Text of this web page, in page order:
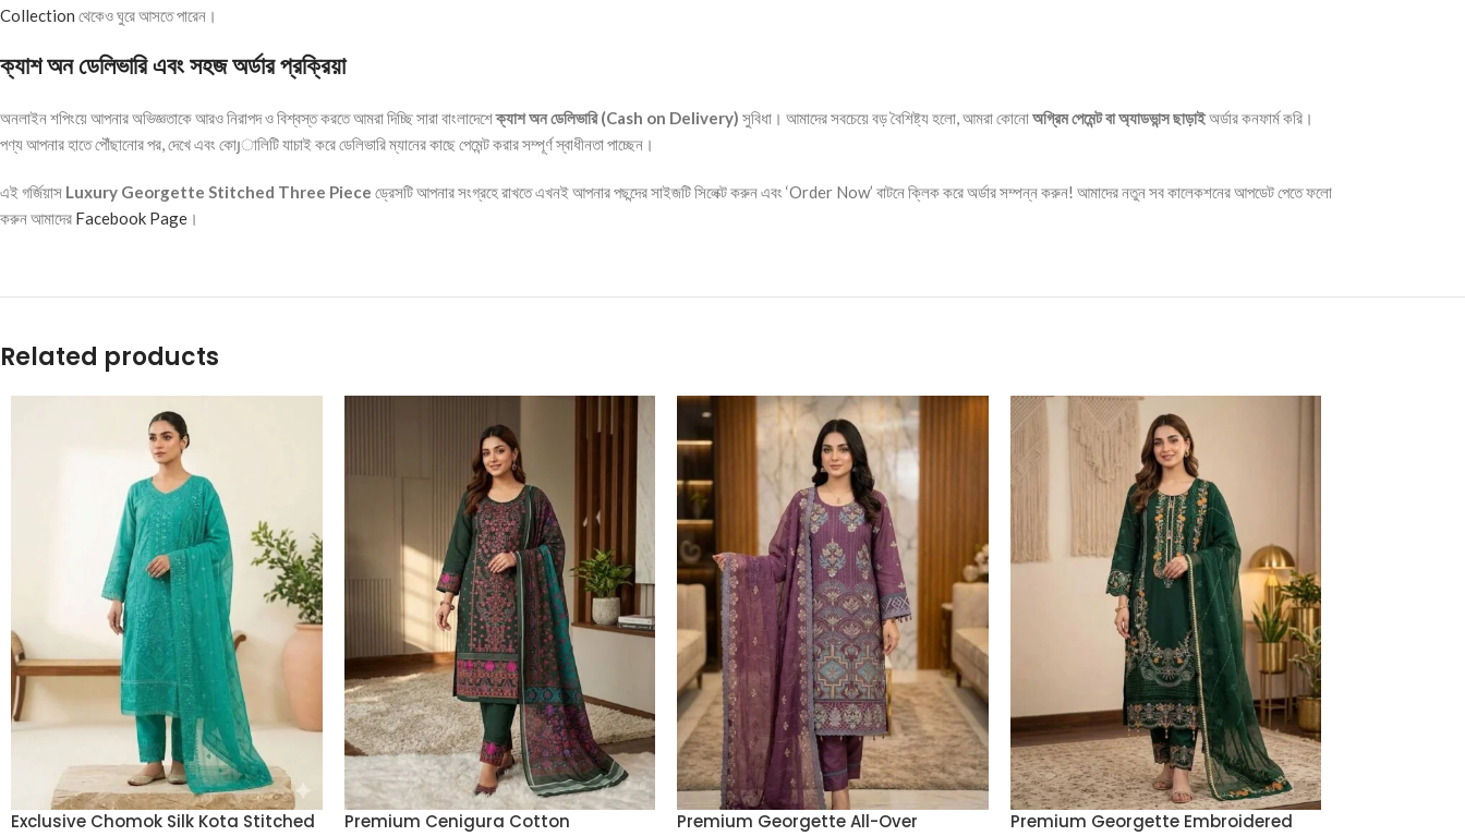
Collection থেকেও ঘুরে আসতে পারেন।
ক্যাশ অন ডেলিভারি এবং সহজ অর্ডার প্রক্রিয়া
অনলাইন শপিংয়ে আপনার অভিজ্ঞতাকে আরও নিরাপদ ও বিশ্বস্ত করতে আমরা দিচ্ছি সারা বাংলাদেশেক্যাশ অন ডেলিভারি (Cash on Delivery) সুবিধা। আমাদের সবচেয়ে বড় বৈশিষ্ট্য হলো, আমরা কোনোঅগ্রিম পেমেন্ট বা অ্যাডভান্স ছাড়াইঅর্ডার কনফার্ম করি।
পণ্য আপনার হাতে পৌঁছানোর পর, দেখে এবং কোյালিটি যাচাই করে ডেলিভারি ম্যানের কাছে পেমেন্ট করার সম্পূর্ণ স্বাধীনতা পাচ্ছেন।
এই গর্জিয়াস Luxury Georgette Stitched Three Piece ড্রেসটি আপনার সংগ্রহে রাখতে এখনই আপনার পছন্দের সাইজটি সিলেক্ট করুন এবং ‘Order Now’ বাটনে ক্লিক করে অর্ডার সম্পন্ন করুন! আমাদের নতুন সব কালেকশনের আপডেট পেতে ফলো
করুন আমাদের Facebook Page ।
Related products
Exclusive Chomok Silk Kota Stitched
Premium Cenigura Cotton
Premium Georgette All-Over
Premium Georgette Embroidered